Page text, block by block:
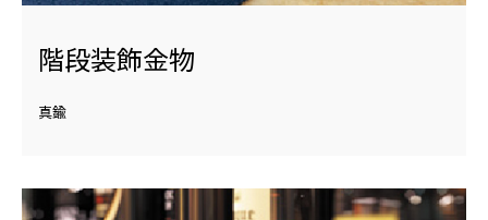
階段装飾金物
真鍮